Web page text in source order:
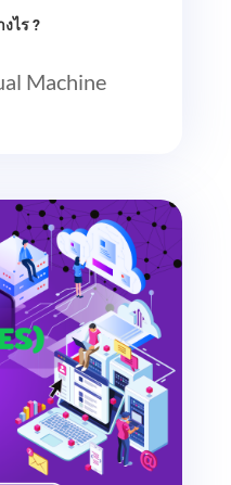
ไร ?
Machine